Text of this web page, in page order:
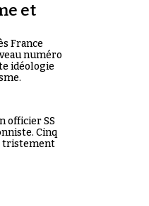
et
France
numéro
idéologie
officier SS
Cinq
tristement